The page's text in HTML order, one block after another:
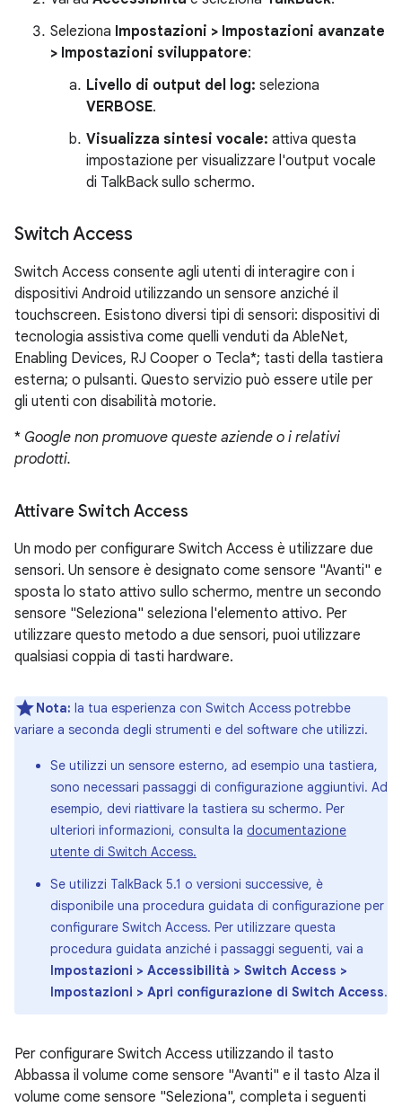
Seleziona Impostazioni > Impostazioni avanzate
> Impostazioni sviluppatore:
Livello di output del log: seleziona
VERBOSE.
Visualizza sintesi vocale: attiva questa
impostazione per visualizzare l'output vocale
di TalkBack sullo schermo.
Switch Access
Switch Access consente agli utenti di interagire con i
dispositivi Android utilizzando un sensore anziché il
touchscreen. Esistono diversi tipi di sensori: dispositivi di
tecnologia assistiva come quelli venduti da AbleNet,
Enabling Devices, RJ Cooper o Tecla*; tasti della tastiera
esterna; o pulsanti. Questo servizio può essere utile per
gli utenti con disabilità motorie.
* Google non promuove queste aziende o i relativi
prodotti.
Attivare Switch Access
Un modo per configurare Switch Access è utilizzare due
sensori. Un sensore è designato come sensore "Avanti" e
sposta lo stato attivo sullo schermo, mentre un secondo
sensore "Seleziona" seleziona l'elemento attivo. Per
utilizzare questo metodo a due sensori, puoi utilizzare
qualsiasi coppia di tasti hardware.
Nota: la tua esperienza con Switch Access potrebbe
variare a seconda degli strumenti e del software che utilizzi.
Se utilizzi un sensore esterno, ad esempio una tastiera,
sono necessari passaggi di configurazione aggiuntivi. Ad
esempio, devi riattivare la tastiera su schermo. Per
ulteriori informazioni, consulta la documentazione
utente di Switch Access.
Se utilizzi TalkBack 5.1 o versioni successive, è
disponibile una procedura guidata di configurazione per
configurare Switch Access. Per utilizzare questa
procedura guidata anziché i passaggi seguenti, vai a
Impostazioni > Accessibilità > Switch Access >
Impostazioni > Apri configurazione di Switch Access.
Per configurare Switch Access utilizzando il tasto
Abbassa il volume come sensore "Avanti" e il tasto Alza il
volume come sensore "Seleziona", completa i seguenti